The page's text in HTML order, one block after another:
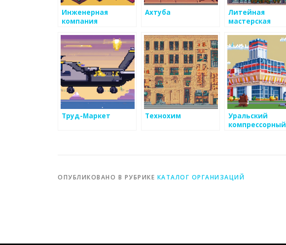
Инженерная
компания
Ахтуба
Литейная
мастерская
Труд-Маркет Технохим
Уральский
компрессорный
ОПУБЛИКОВАНО В РУБРИКЕ КАТАЛОГ ОРГАНИЗАЦИЙ